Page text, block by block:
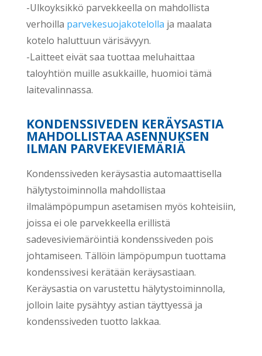
-Ulkoyksikkö parvekkeella on mahdollista
verhoilla parvekesuojakotelolla ja maalata
kotelo haluttuun värisävyyn.
-Laitteet eivät saa tuottaa meluhaittaa
taloyhtiön muille asukkaille, huomioi tämä
laitevalinnassa.
KONDENSSIVEDEN KERÄYSASTIA
MAHDOLLISTAA ASENNUKSEN
ILMAN PARVEKEVIEMÄRIÄ
Kondenssiveden keräysastia automaattisella
hälytystoiminnolla mahdollistaa
ilmalämpöpumpun asetamisen myös kohteisiin,
joissa ei ole parvekkeella erillistä
sadevesiviemäröintiä kondenssiveden pois
johtamiseen. Tällöin lämpöpumpun tuottama
kondenssivesi kerätään keräysastiaan.
Keräysastia on varustettu hälytystoiminnolla,
jolloin laite pysähtyy astian täyttyessä ja
kondenssiveden tuotto lakkaa.